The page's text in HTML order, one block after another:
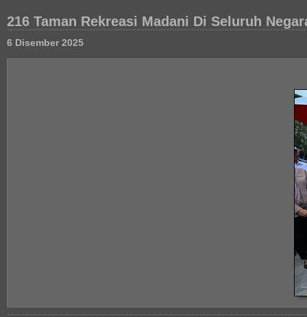
216 Taman Rekreasi Madani Di Seluruh
6 Disember 2025